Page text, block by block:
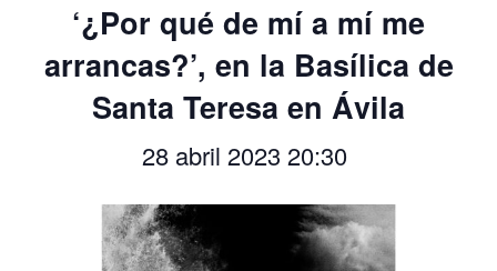
‘¿Por qué de mí a mí me
arrancas?’, en la Basílica de
Santa Teresa en Ávila
28 abril 2023 20:30